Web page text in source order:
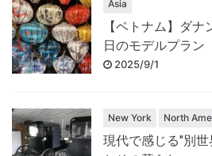
Asia
【ベトナム】ダ
日のモデルプラン
2025/9/1
New York North
現代で感じる"別